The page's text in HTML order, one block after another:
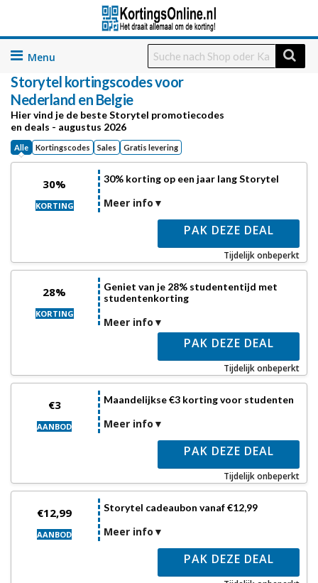
Skip
content
Storytel kortingscodes voor
Nederland en Belgie
Hier vind je de beste Storytel promotiecodes
en deals - augustus 2026
Alle Kortingscodes Sales Gratis levering
30%
KORTING
30% korting op een jaar lang Storytel
Meer info
PAK DEZE DEAL
Tijdelijk onbeperkt
28%
KORTING
Geniet van je 28% studententijd met
studentenkorting
Meer info
PAK DEZE DEAL
Tijdelijk onbeperkt
€3
AANBOD
Maandelijkse €3 korting voor studenten
Meer info
PAK DEZE DEAL
Tijdelijk onbeperkt
€12,99
AANBOD
Storytel cadeaubon vanaf €12,99
Meer info
PAK DEZE DEAL